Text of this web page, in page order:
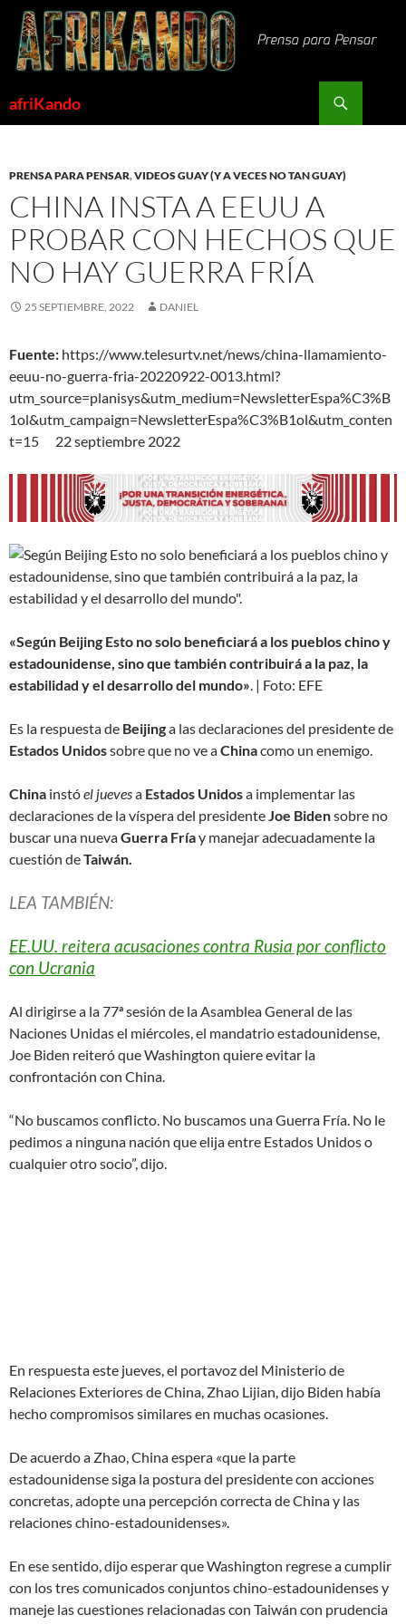
Saltar
contenido
afriKando
PRENSA PARA PENSAR,VIDEOS GUAY (Y A VECES NO TAN GUAY)
CHINA INSTA A EEUU A
PROBAR CON HECHOS QUE
NO HAY GUERRA FRÍA
25 SEPTIEMBRE, 2022 DANIEL
Fuente: https://www.telesurtv.net/news/china-llamamiento-
eeuu-no-guerra-fria-20220922-0013.html?
utm_source=planisys&utm_medium=NewsletterEspa%C3%B
1ol&utm_campaign=NewsletterEspa%C3%B1ol&utm_conten
t=15 22 septiembre 2022
«Según Beijing Esto no solo beneficiará a los pueblos chino y
estadounidense, sino que también contribuirá a la paz, la
estabilidad y el desarrollo del mundo» . | Foto: EFE
Es la respuesta de Beijinga las declaraciones del presidente de
Estados Unidossobre que no ve aChinacomo un enemigo.
China instóel juevesa Estados Unidosa implementar las
declaraciones de la víspera del presidente Joe Bidensobre no
buscar una nuevaGuerra Fríay manejar adecuadamente la
cuestión deTaiwán.
LEA TAMBIÉN:
EE.UU. reitera acusaciones contra Rusia por conflicto
con Ucrania
Al dirigirse a la 77ª sesión de la Asamblea General de las
Naciones Unidas el miércoles, el mandatrio estadounidense,
Joe Biden reiteró que Washington quiere evitar la
confrontación con China.
“No buscamos conflicto. No buscamos una Guerra Fría. No le
pedimos a ninguna nación que elija entre Estados Unidos o
cualquier otro socio”, dijo.
En respuesta este jueves, el portavoz del Ministerio de
Relaciones Exteriores de China, Zhao Lijian, dijo Biden había
hecho compromisos similares en muchas ocasiones.
De acuerdo a Zhao, China espera «que la parte
estadounidense siga la postura del presidente con acciones
concretas, adopte una percepción correcta de China y las
relaciones chino-estadounidenses».
En ese sentido, dijo esperar que Washington regrese a cumplir
con los tres comunicados conjuntos chino-estadounidenses y
maneje las cuestiones relacionadas con Taiwán con prudencia